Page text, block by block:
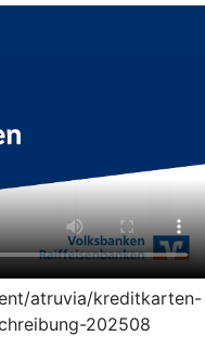
atruvia/kreditkarten-
202508